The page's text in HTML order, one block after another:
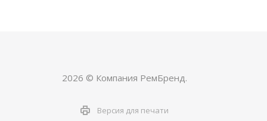
2026 © Компания РемБренд.
Версия для печати